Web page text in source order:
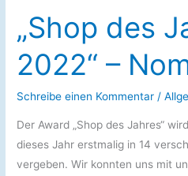
„Shop des
2022“ –
Schreibe einen Kommentar /
Der Award „Shop des Jahres“
dieses Jahr erstmalig in 14
vergeben. Wir konnten uns mit